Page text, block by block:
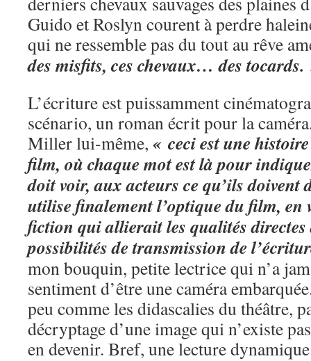
Guido et Roslyn courent à perdre
qui ne ressemble pas du tout au rêve
des misfits, ces chevaux… des tocards.
L’écriture est puissamment
scénario, un roman écrit pour la
Miller lui-même, « ceci est une
film, où chaque mot est là pour
doit voir, aux acteurs ce qu’ils
utilise finalement l’optique du film, en
fiction qui allierait les qualités directes
possibilités de transmission de
mon bouquin, petite lectrice qui n’a
sentiment d’être une caméra
peu comme les didascalies du théâtre,
décryptage d’une image qui n’existe
en devenir. Bref, une lecture